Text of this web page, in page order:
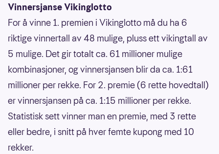
Vinnersjanse Vikinglotto
For å vinne 1. premien i Vikinglotto må du ha 6
riktige vinnertall av 48 mulige, pluss ett vikingtall av
5 mulige. Det gir totalt ca. 61 millioner mulige
kombinasjoner, og vinnersjansen blir da ca. 1:61
millioner per rekke. For 2. premie (6 rette hovedtall)
er vinnersjansen på ca. 1:15 millioner per rekke.
Statistisk sett vinner man en premie, med 3 rette
eller bedre, i snitt på hver femte kupong med 10
rekker.